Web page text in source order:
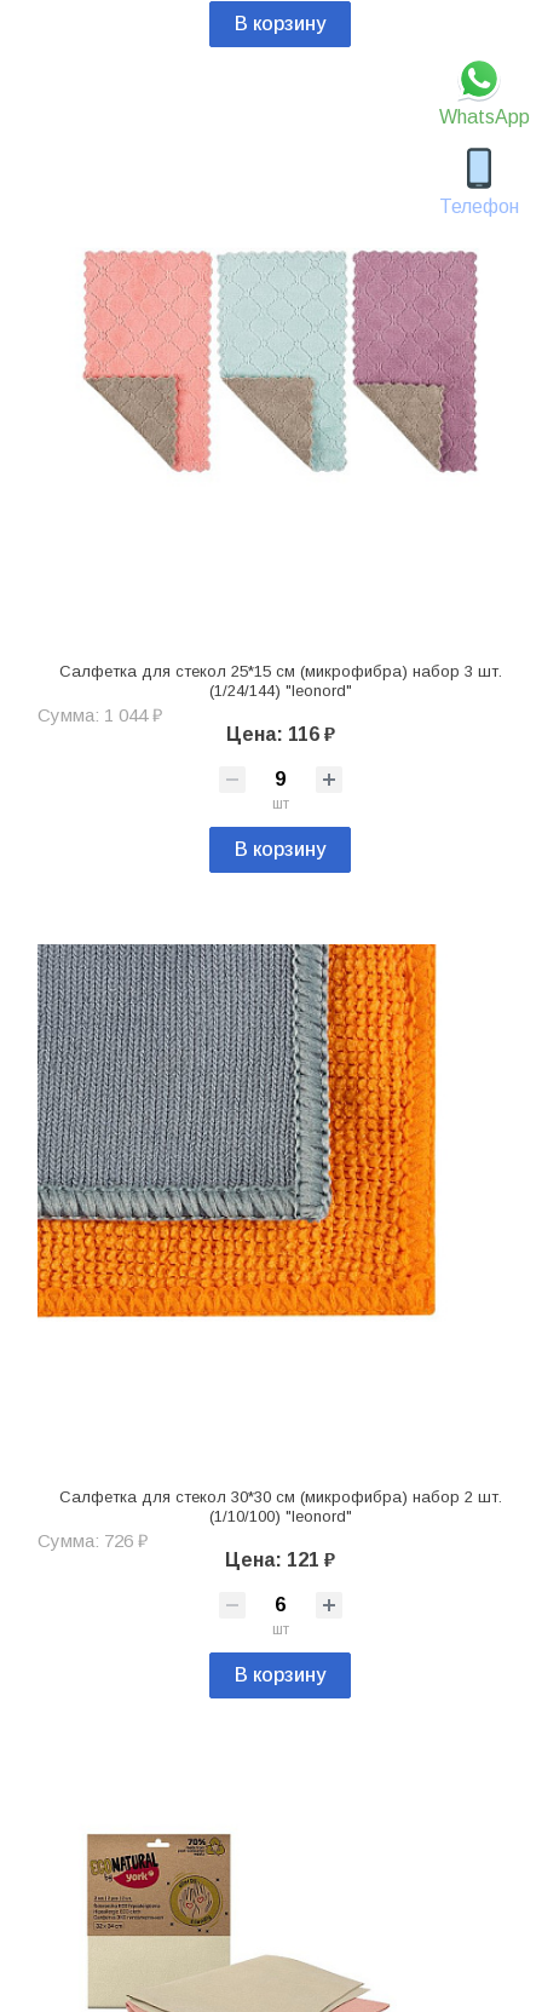
WhatsApp
Телефон
В корзину
Салфетка для стекол 25*15 см (микрофибра) набор 3 шт.
(1/24/144) "leonord"
Сумма: 1 044 ₽
Цена: 116 ₽
шт
В корзину
Салфетка для стекол 30*30 см (микрофибра) набор 2 шт.
(1/10/100) "leonord"
Сумма: 726 ₽
Цена: 121 ₽
шт
В корзину